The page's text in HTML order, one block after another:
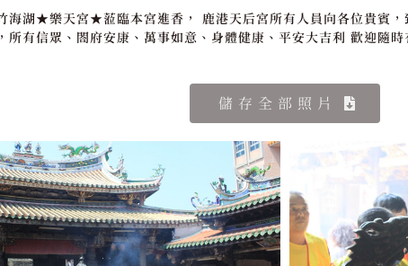
海湖★樂天宮★蒞臨本宮進香， 鹿港天后宮所有人員向各位貴賓
所有信眾、閤府安康、萬事如意、身體健康、平安大吉利 歡迎隨
儲存全部照片